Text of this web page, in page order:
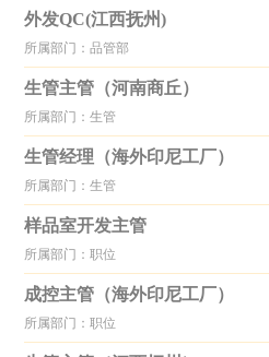
外发QC(江西抚州)
所属部门：品管部
生管主管（河南商丘）
所属部门：生管
生管经理（海外印尼工厂）
所属部门：生管
样品室开发主管
所属部门：职位
成控主管（海外印尼工厂）
所属部门：职位